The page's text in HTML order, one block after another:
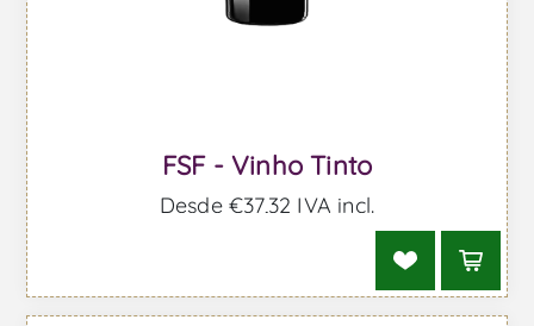
FSF - Vinho Tinto
Desde €37,32 IVA incl.